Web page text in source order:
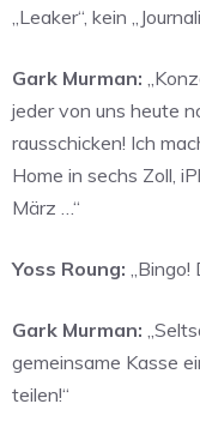
„Leaker“, kein
Gark Murman:
jeder von uns heute
rausschicken! Ich
Home in sechs Zoll,
März …“
Yoss Roung: „Bingo!
Gark Murman:
gemeinsame Kasse
teilen!“